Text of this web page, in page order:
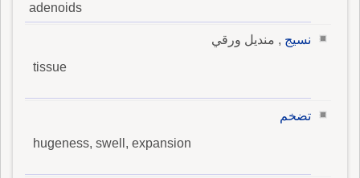
adenoids
نسيج , منديل ورقي
tissue
تضخم
hugeness, swell, expansion